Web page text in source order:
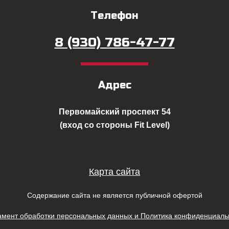
Телефон
8 (930) 786-47-77
Адрес
Первомайский проспект 54
(вход со стороны Fit Level)
Карта сайта
Содержание сайта не является публичной офертой
обработки персональных данных и Политика